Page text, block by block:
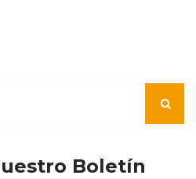
Boletín